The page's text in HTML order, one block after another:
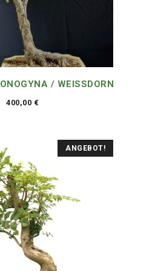
/ WEISSDORN
400,00 €
ANGEBOT!